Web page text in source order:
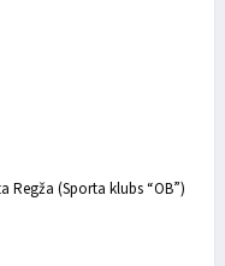
(Sporta klubs “OB”)